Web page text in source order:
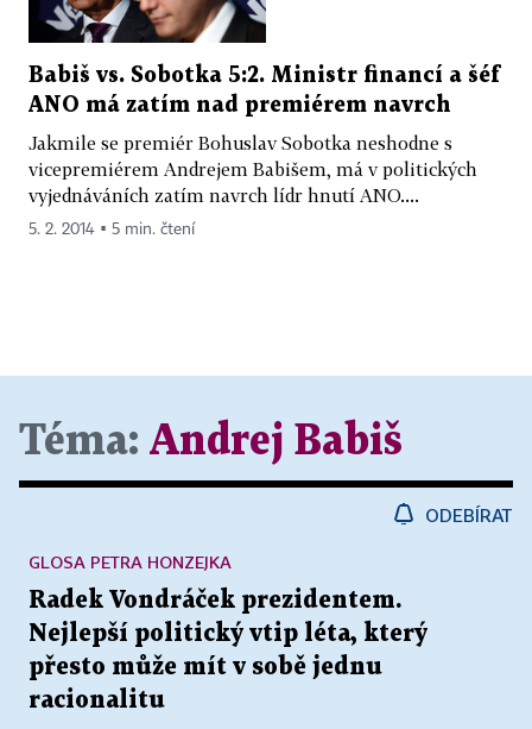
Babiš vs. Sobotka 5:2. Ministr financí a šéf
ANO má zatím nad premiérem navrch
Jakmile se premiér Bohuslav Sobotka neshodne s
vicepremiérem Andrejem Babišem, má v politických
vyjednáváních zatím navrch lídr hnutí ANO....
5. 2. 2014 ▪ 5 min. čtení
Téma: Andrej Babiš
ODEBÍRAT
Radek Vondráček prezidentem.
Nejlepší politický vtip léta, který
přesto může mít v sobě jednu
racionalitu
GLOSA PETRA HONZEJKA